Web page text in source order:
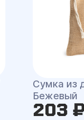
Сумка из
Бежевый
203